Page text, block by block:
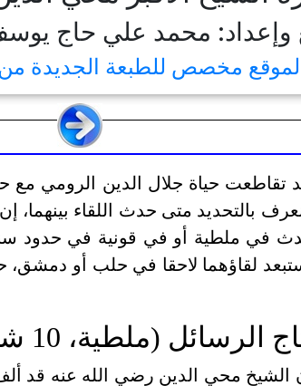
وإعداد: محمد علي حاج
مخصص للطبعة
تقاطعت حياة جلال الدين الرومي مع
بالتحديد متى حدث اللقاء
لقاؤهما لاحقا في حلب أو دمشق،
(ملطية، 10 شعبان 613/1217)
الشيخ محي الدين رضي الله عنه قد